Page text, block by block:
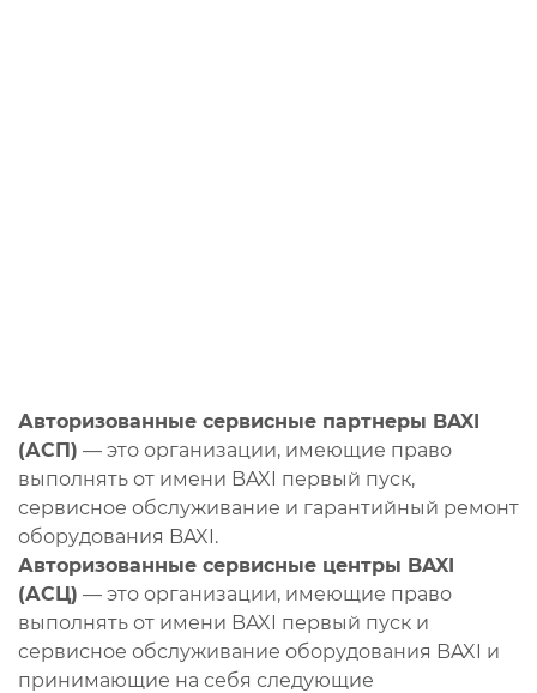
Авторизованные сервисные партнеры BAXI
(АСП) — это организации, имеющие право
выполнять от имени BAXI первый пуск,
сервисное обслуживание и гарантийный ремонт
оборудования BAXI.
Авторизованные сервисные центры BAXI
(АСЦ) — это организации, имеющие право
выполнять от имени BAXI первый пуск и
сервисное обслуживание оборудования BAXI и
принимающие на себя следующие